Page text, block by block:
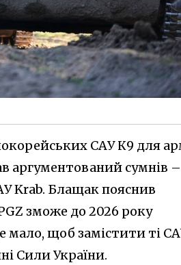
САУ К9 для
аргументований сумнів –
Krab. Блащак пояснив
зможе до 2026 року
мало, щоб замістити ті
Сили України.